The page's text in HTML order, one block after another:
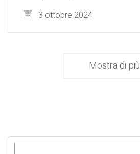
3 ottobre 2024
Mostra di più
R